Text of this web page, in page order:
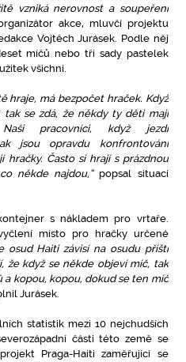
vzniká nerovnost a soupeření
akce, mluvčí projektu
Vojtěch Jurásek. Podle něj
míčů nebo tři sady pastelek
všichni.
hraje, má bezpočet hraček. Když
se zdá, že někdy ty děti mají
pracovníci, když jezdí
jsou opravdu konfrontováni
Často si hrají s prázdnou
někde najdou,“popsal situaci
s nákladem pro vrtaře.
místo pro hračky určené
osud Haiti závisí na osudu příští
že když se někde objeví míč, tak
kopou, kopou, dokud se ten míč
Jurásek.
statistik mezi 10 nejchudších
části této země se
Praga-Haiti zaměřující se